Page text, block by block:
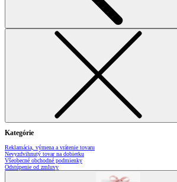
Kategórie
Reklamácia, výmena a vrátenie tovaru
Nevyzdvihnutý tovar na dobierku
Všeobecné obchodné podmienky
Odstúpenie od zmluvy